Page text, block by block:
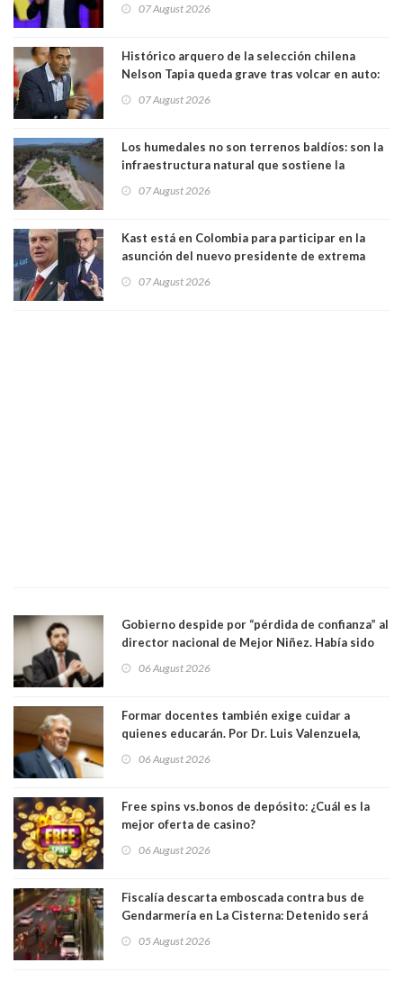
forma de quitar dignidad"
07 August 2026
Histórico arquero de la selección chilena
Nelson Tapia queda grave tras volcar en auto:
07 August 2026
Los humedales no son terrenos baldíos: son la
infraestructura natural que sostiene la
07 August 2026
Kast está en Colombia para participar en la
asunción del nuevo presidente de extrema
07 August 2026
Gobierno despide por “pérdida de confianza” al
director nacional de Mejor Niñez. Había sido
06 August 2026
Formar docentes también exige cuidar a
quienes educarán. Por Dr. Luis Valenzuela,
Académicos U. Católica Silva Henríquez
06 August 2026
Free spins vs.bonos de depósito: ¿Cuál es la
mejor oferta de casino?
06 August 2026
Fiscalía descarta emboscada contra bus de
Gendarmería en La Cisterna: Detenido será
05 August 2026